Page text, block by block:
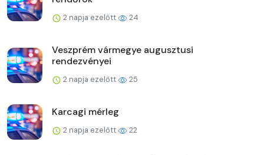
2 napja ezelőtt 24
Veszprém vármegye augusztusi
rendezvényei
2 napja ezelőtt 25
Karcagi mérleg
2 napja ezelőtt 22